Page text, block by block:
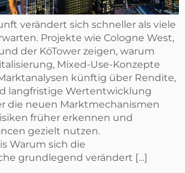
verändert sich schneller als viele
Projekte wie Cologne West,
der KöTower zeigen, warum
Mixed-Use-Konzepte
künftig über Rendite,
langfristige Wertentwicklung
die neuen Marktmechanismen
früher erkennen und
gezielt nutzen.
Warum sich die
grundlegend verändert […]